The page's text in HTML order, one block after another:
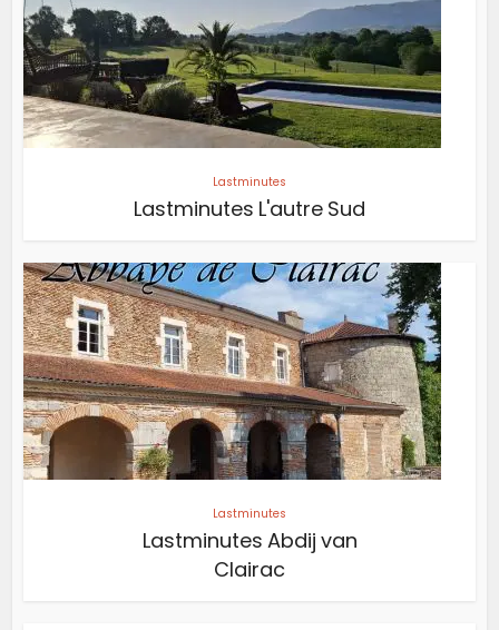
Lastminutes
Lastminutes L'autre Sud
Lastminutes
Lastminutes Abdij van
Clairac